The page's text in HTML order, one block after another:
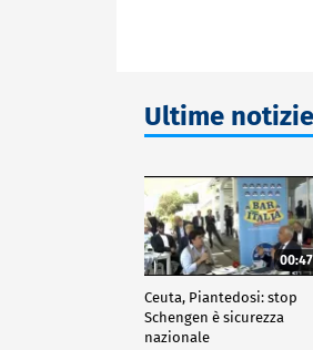
Ultime notizie
00:47
Ceuta, Piantedosi: stop
Schengen è sicurezza
nazionale